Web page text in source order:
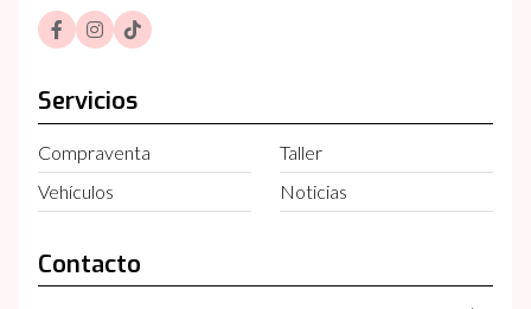
Servicios
Compraventa
Taller
Vehículos
Noticias
Contacto